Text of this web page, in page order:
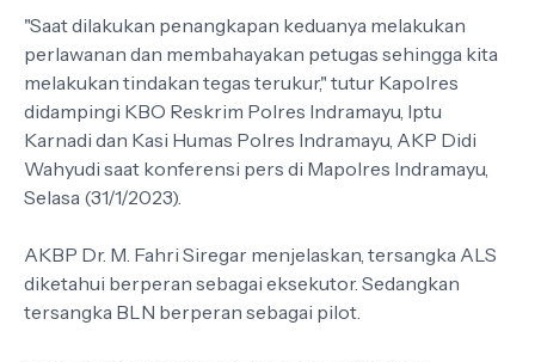
"Saat dilakukan penangkapan keduanya melakukan
perlawanan dan membahayakan petugas sehingga kita
melakukan tindakan tegas terukur," tutur Kapolres
didampingi KBO Reskrim Polres Indramayu, Iptu
Karnadi dan Kasi Humas Polres Indramayu, AKP Didi
Wahyudi saat konferensi pers di Mapolres Indramayu,
Selasa (31/1/2023).
AKBP Dr. M. Fahri Siregar menjelaskan, tersangka ALS
diketahui berperan sebagai eksekutor. Sedangkan
tersangka BLN berperan sebagai pilot.